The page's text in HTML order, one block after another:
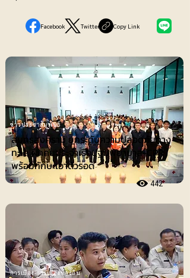
Facebook Twitter Copy Link
ข่าวประชาสัมพันธ์
สมุทรสงคราม ยกระดับความปลอดภัยทาง
ทะเล ฝึกคนประจำเรือปฐมพยาบาล-CPR
พร้อมทักษะเอาตัวรอด
442
การเมือง-การเมืองท้องถิ่น